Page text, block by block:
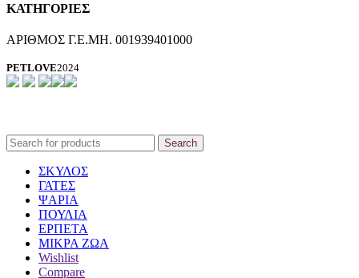
ΚΑΤΗΓΟΡΙΕΣ
ΑΡΙΘΜΟΣ Γ.Ε.ΜΗ. 001939401000
PETLOVE2024
Search
ΣΚΥΛΟΣ
ΓΑΤΕΣ
ΨΑΡΙΑ
ΠΟΥΛΙΑ
ΕΡΠΕΤΑ
ΜΙΚΡΑ ΖΩΑ
Wishlist
Compare